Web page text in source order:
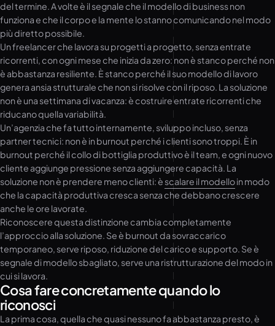
del termine. A volte è il segnale che il modello di business non
funziona e che il corpo e la mente lo stanno comunicando nel modo
più diretto possibile.
Un freelancer che lavora su progetti a progetto, senza entrate
ricorrenti, con ogni mese che inizia da zero: non è stanco perché non
è abbastanza resiliente. È stanco perché il suo modello di lavoro
genera ansia strutturale che non si risolve con il riposo. La soluzione
non è una settimana di vacanza: è costruire entrate ricorrenti che
riducano quella variabilità.
Un’agenzia che fa tutto internamente, sviluppo incluso, senza
partner tecnici: non è in burnout perché i clienti sono troppi. È in
burnout perché il collo di bottiglia produttivo è il team, e ogni nuovo
cliente aggiunge pressione senza aggiungere capacità. La
soluzione non è prendere meno clienti: èscalare il modelloin modo
che la capacità produttiva cresca senza che debbano crescere
anche le ore lavorate.
Riconoscere questa distinzione cambia completamente
l’approccio alla soluzione. Se è burnout da sovraccarico
temporaneo, serve riposo, riduzione del carico e supporto. Se è
segnale di modello sbagliato, serve una ristrutturazione del modo in
cui si lavora.
Cosa fare concretamente quando lo
riconosci
La prima cosa, quella che quasi nessuno fa abbastanza presto, è